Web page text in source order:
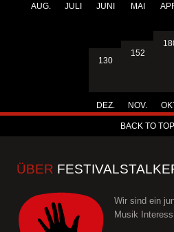
AUG. JULI JUNI MAI
130
DEZ.
152
NOV.
BACK TO TOP
ÜBER
Wir sind ein
Musik